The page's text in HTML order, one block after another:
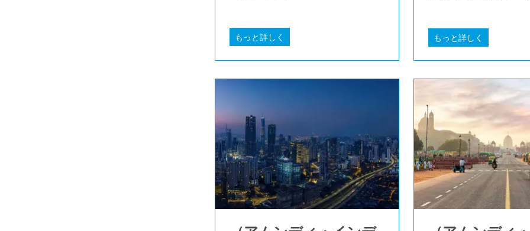
もっと詳しく もっと詳しく